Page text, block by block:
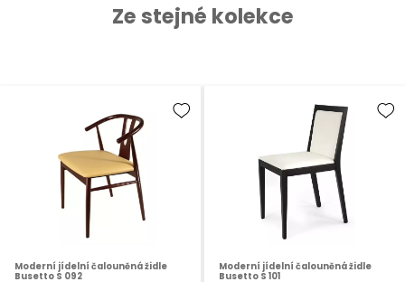
Ze stejné kolekce
Moderní jídelní čalouněná židle
Busetto S 092
Moderní jídelní čalouněná židle
Busetto S 101